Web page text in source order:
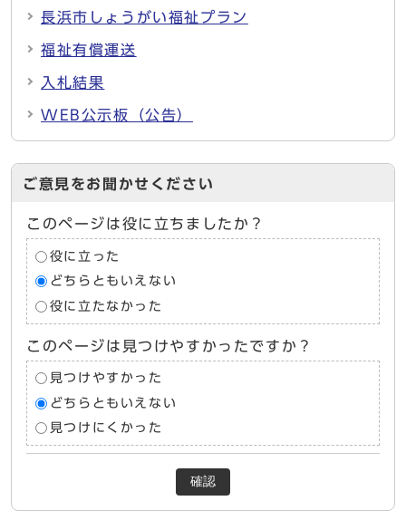
長浜市しょうがい福祉プラン
福祉有償運送
入札結果
WEB公示板（公告）
ご意見をお聞かせください
このページは役に立ちましたか？
役に立った
どちらともいえない
役に立たなかった
このページは見つけやすかったですか？
見つけやすかった
どちらともいえない
見つけにくかった
確認